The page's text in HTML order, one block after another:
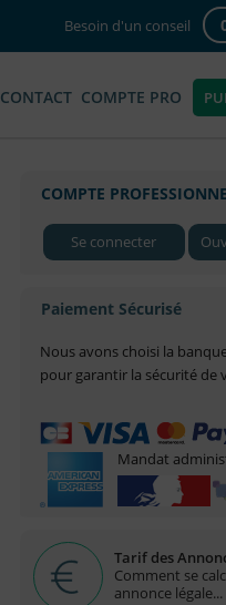
Besoin d'un conseil
CONTACT COMPTE PRO
COMPTE
Se connecter
Paiement Sécurisé
Nous avons choisi la
pour garantir la sécurité de
Mandat
Tarif des
Comment se
annonce légale...